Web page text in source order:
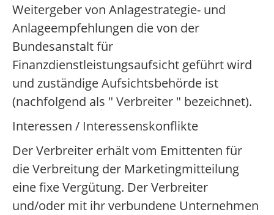
Weitergeber von Anlagestrategie- und
Anlageempfehlungen die von der
Bundesanstalt für
Finanzdienstleistungsaufsicht geführt wird
und zuständige Aufsichtsbehörde ist
(nachfolgend als " Verbreiter " bezeichnet).
Interessen / Interessenskonflikte
Der Verbreiter erhält vom Emittenten für
die Verbreitung der Marketingmitteilung
eine fixe Vergütung. Der Verbreiter
und/oder mit ihr verbundene Unternehmen